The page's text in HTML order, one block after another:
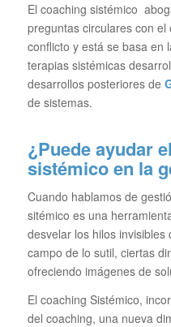
El coaching sistémico
preguntas circulares con
conflicto y está se basa en
terapias sistémicas
desarrollos posteriores de
de sistemas.
¿Puede ayudar
sistémico en la
Cuando hablamos de
sitémico es una
desvelar los hilos
campo de lo sutil, ciertas
ofreciendo imágenes de
El coaching Sistémico,
del coaching, una nueva